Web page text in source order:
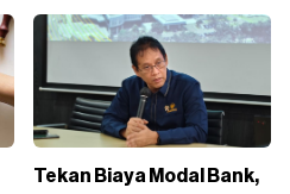
Tekan Biaya Modal Bank,